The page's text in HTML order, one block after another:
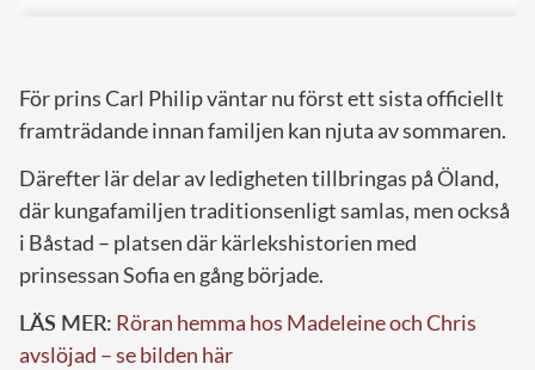
För prins Carl Philip väntar nu först ett sista officiellt
framträdande innan familjen kan njuta av sommaren.
Därefter lär delar av ledigheten tillbringas på Öland,
där kungafamiljen traditionsenligt samlas, men också
i Båstad – platsen där kärlekshistorien med
prinsessan Sofia en gång började.
LÄS MER: Röran hemma hos Madeleine och Chris
avslöjad – se bilden här